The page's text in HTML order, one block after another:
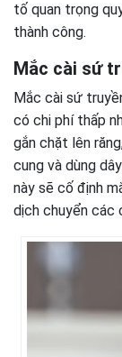
tố quan trọng
thành công.
Mắc cài sứ
Mắc cài sứ
có chi phí thấp
gắn chặt lên
cung và dùng
này sẽ cố định
dịch chuyển các